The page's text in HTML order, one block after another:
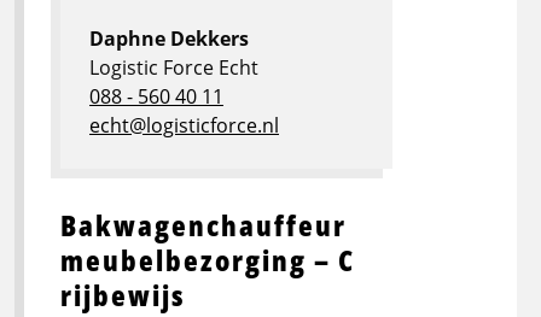
Bakwagenchauffeur
meubelbezorging – C
rijbewijs
Daphne Dekkers
Logistic Force Echt
088 - 560 40 11
echt@logisticforce.nl